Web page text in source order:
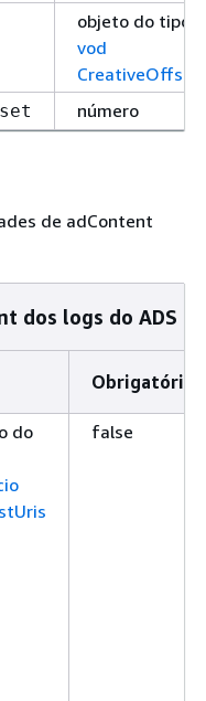
objeto do tipo
vod
número
de adContent
dos logs do ADS
Obrigatório
do
false